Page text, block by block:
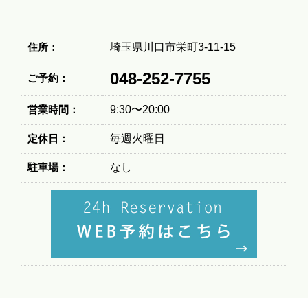
住所： 埼玉県川口市栄町3-11-15
ご予約： 048-252-7755
営業時間： 9:30〜20:00
定休日： 毎週火曜日
駐車場： なし